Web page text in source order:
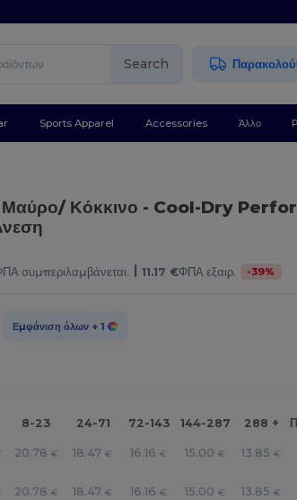
Search
Sports Apparel Accessories Άλλο
Κόκκινο - Cool-Dry
συμπεριλαμβάνεται. | 11.17 €ΦΠΑ εξαιρ. -39%
Εμφάνιση όλων + 1
8-23 24-71 72-143 144-287 288 +
20.78 € 18.47 € 16.16 € 15.00 € 13.85 €
20.78 € 18.47 € 16.16 € 15.00 € 13.85 €